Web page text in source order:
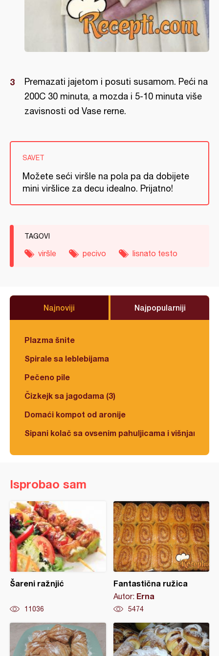
Premazati jajetom i posuti susamom. Peći na
200C 30 minuta, a mozda i 5-10 minuta više
zavisnosti od Vase rerne.
SAVET
Možete seći viršle na pola pa da dobijete
mini viršlice za decu idealno. Prijatno!
TAGOVI
viršle pecivo lisnato testo
Najnoviji Najpopularniji
Plazma šnite
Spirale sa leblebijama
Pečeno pile
Čizkejk sa jagodama (3)
Domaći kompot od aronije
Sipani kolač sa ovsenim pahuljicama i višnjama
Isprobao sam
Šareni ražnjić
11036
Fantastična ružica
Autor: Erna
5474